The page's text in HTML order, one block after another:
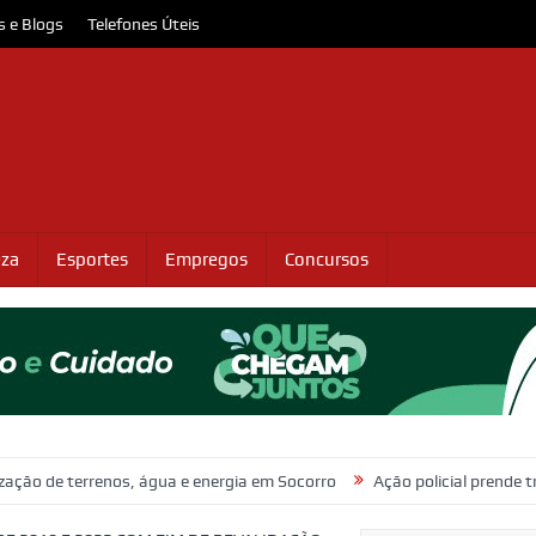
e Blogs Telefones Úteis
Esportes Empregos Concursos
água e energia em Socorro Ação policial prende trio por furto